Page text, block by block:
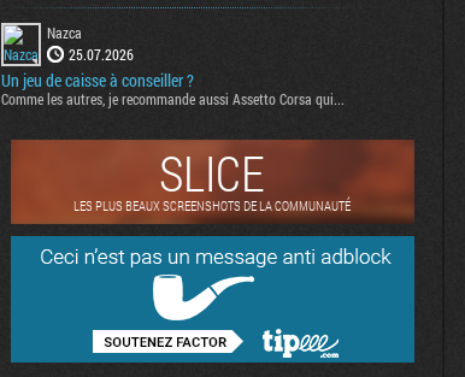
Nazca
25.07.2026
Un jeu de caisse à conseiller ?
Comme les autres, je recommande aussi Assetto Corsa qui...
SLICE
LES PLUS BEAUX SCREENSHOTS DE LA COMMUNAUTÉ